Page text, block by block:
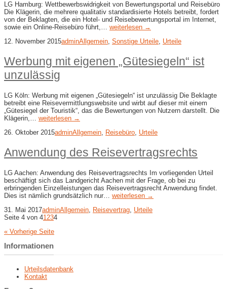
LG Hamburg: Wettbewerbswidrigkeit von Bewertungsportal und Reisebüro
Die Klägerin, die mehrere qualitativ standardisierte Hotels betreibt, fordert
von der Beklagten, die ein Hotel- und Reisebewertungsportal im Internet,
sowie ein Online-Reisebüro führt,… weiterlesen →
12. November 2015adminAllgemein, Sonstige Urteile, Urteile
Werbung mit eigenen „Gütesiegeln“ ist
unzulässig
LG Köln: Werbung mit eigenen „Gütesiegeln“ ist unzulässig Die Beklagte
betreibt eine Reisevermittlungswebsite und wirbt auf dieser mit einem
„Gütesiegel der Touristik“, das die Bewertungen von Nutzern darstellt. Die
Klägerin,… weiterlesen →
26. Oktober 2015adminAllgemein, Reisebüro, Urteile
Anwendung des Reisevertragsrechts
LG Aachen: Anwendung des Reisevertragsrechts Im vorliegenden Urteil
beschäftigt sich das Landgericht Aachen mit der Frage, ob bei zu
erbringenden Einzelleistungen das Reisevertragsrecht Anwendung findet.
Dies ist nämlich grundsätzlich nur… weiterlesen →
31. Mai 2017adminAllgemein, Reisevertrag, Urteile
Seite 4 von 41234
« Vorherige Seite
Informationen
Urteilsdatenbank
Kontakt